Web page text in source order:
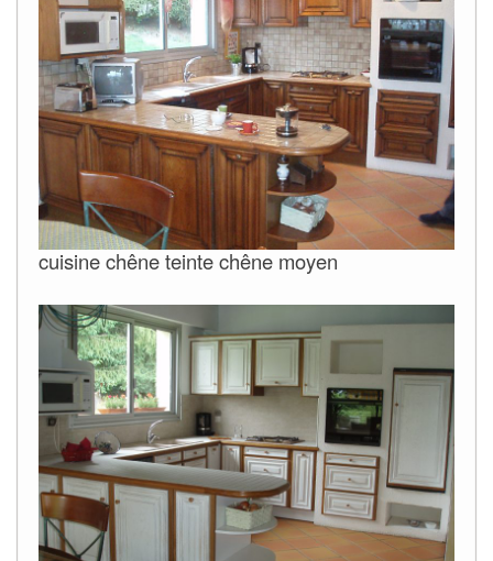
cuisine chêne teinte chêne moyen